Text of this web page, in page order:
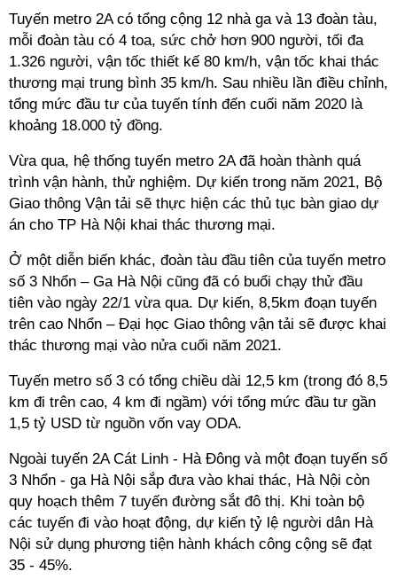
Tuyến metro 2A có tổng cộng 12 nhà ga và 13 đoàn tàu,
mỗi đoàn tàu có 4 toa, sức chở hơn 900 người, tối đa
1.326 người, vận tốc thiết kế 80 km/h, vận tốc khai thác
thương mại trung bình 35 km/h. Sau nhiều lần điều chỉnh,
tổng mức đầu tư của tuyến tính đến cuối năm 2020 là
khoảng 18.000 tỷ đồng.
Vừa qua, hệ thống tuyến metro 2A đã hoàn thành quá
trình vận hành, thử nghiệm. Dự kiến trong năm 2021, Bộ
Giao thông Vận tải sẽ thực hiện các thủ tục bàn giao dự
án cho TP Hà Nội khai thác thương mại.
Ở một diễn biến khác, đoàn tàu đầu tiên của tuyến metro
số 3 Nhổn – Ga Hà Nội cũng đã có buổi chạy thử đầu
tiên vào ngày 22/1 vừa qua. Dự kiến, 8,5km đoạn tuyến
trên cao Nhổn – Đại học Giao thông vận tải sẽ được khai
thác thương mại vào nửa cuối năm 2021.
Tuyến metro số 3 có tổng chiều dài 12,5 km (trong đó 8,5
km đi trên cao, 4 km đi ngầm) với tổng mức đầu tư gần
1,5 tỷ USD từ nguồn vốn vay ODA.
Ngoài tuyến 2A Cát Linh - Hà Đông và một đoạn tuyến số
3 Nhổn - ga Hà Nội sắp đưa vào khai thác, Hà Nội còn
quy hoạch thêm 7 tuyến đường sắt đô thị. Khi toàn bộ
các tuyến đi vào hoạt động, dự kiến tỷ lệ người dân Hà
Nội sử dụng phương tiện hành khách công cộng sẽ đạt
35 - 45%.